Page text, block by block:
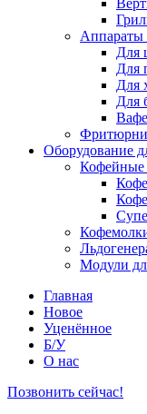
Аппараты
Для
Для
Для
Для
Оборудование
Кофейные
Модули
Главная
Новое
Уценённое
Б/У
О нас
Позвонить сейчас!